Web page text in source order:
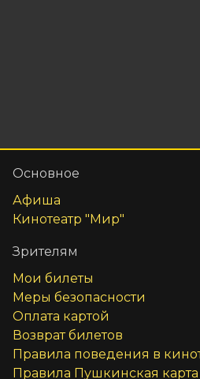
Основное
Афиша
Кинотеатр "Мир"
Зрителям
Мои билеты
Меры безопасности
Оплата картой
Возврат билетов
Правила поведения в
Правила Пушкинская карта